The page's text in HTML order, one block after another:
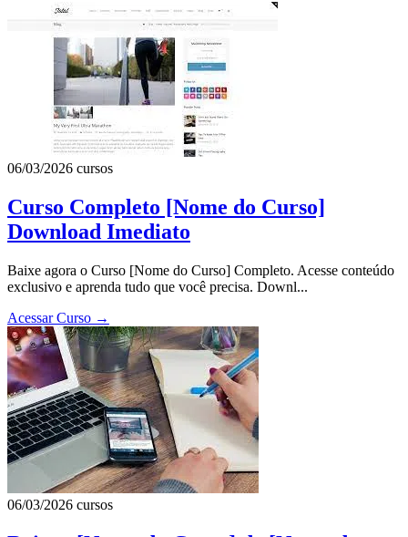
06/03/2026 cursos
Curso Completo [Nome do Curso]
Download Imediato
Baixe agora o Curso [Nome do Curso] Completo. Acesse conteúdo
exclusivo e aprenda tudo que você precisa. Downl...
Acessar Curso →
06/03/2026 cursos